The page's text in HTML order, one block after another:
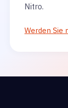
Nitro.
Werden Sie